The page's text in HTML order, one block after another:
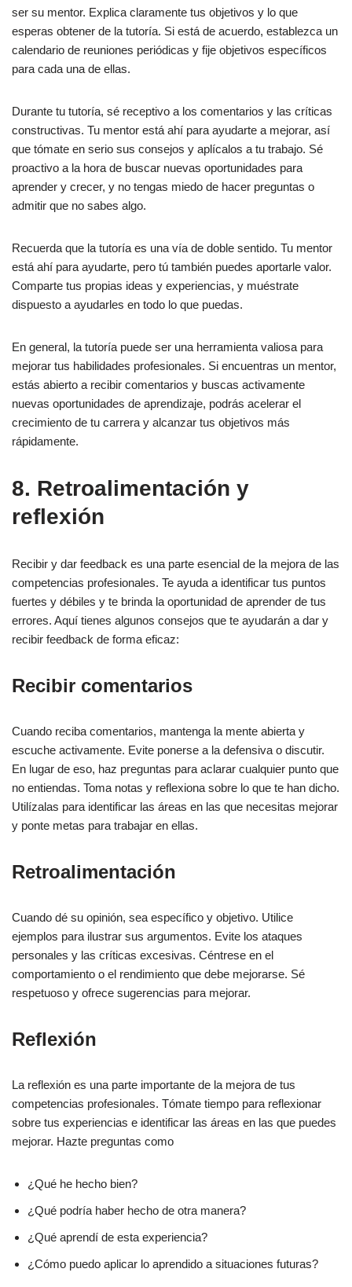
ser su mentor. Explica claramente tus objetivos y lo que
esperas obtener de la tutoría. Si está de acuerdo, establezca un
calendario de reuniones periódicas y fije objetivos específicos
para cada una de ellas.
Durante tu tutoría, sé receptivo a los comentarios y las críticas
constructivas. Tu mentor está ahí para ayudarte a mejorar, así
que tómate en serio sus consejos y aplícalos a tu trabajo. Sé
proactivo a la hora de buscar nuevas oportunidades para
aprender y crecer, y no tengas miedo de hacer preguntas o
admitir que no sabes algo.
Recuerda que la tutoría es una vía de doble sentido. Tu mentor
está ahí para ayudarte, pero tú también puedes aportarle valor.
Comparte tus propias ideas y experiencias, y muéstrate
dispuesto a ayudarles en todo lo que puedas.
En general, la tutoría puede ser una herramienta valiosa para
mejorar tus habilidades profesionales. Si encuentras un mentor,
estás abierto a recibir comentarios y buscas activamente
nuevas oportunidades de aprendizaje, podrás acelerar el
crecimiento de tu carrera y alcanzar tus objetivos más
rápidamente.
8. Retroalimentación y
reflexión
Recibir y dar feedback es una parte esencial de la mejora de las
competencias profesionales. Te ayuda a identificar tus puntos
fuertes y débiles y te brinda la oportunidad de aprender de tus
errores. Aquí tienes algunos consejos que te ayudarán a dar y
recibir feedback de forma eficaz:
Recibir comentarios
Cuando reciba comentarios, mantenga la mente abierta y
escuche activamente. Evite ponerse a la defensiva o discutir.
En lugar de eso, haz preguntas para aclarar cualquier punto que
no entiendas. Toma notas y reflexiona sobre lo que te han dicho.
Utilízalas para identificar las áreas en las que necesitas mejorar
y ponte metas para trabajar en ellas.
Retroalimentación
Cuando dé su opinión, sea específico y objetivo. Utilice
ejemplos para ilustrar sus argumentos. Evite los ataques
personales y las críticas excesivas. Céntrese en el
comportamiento o el rendimiento que debe mejorarse. Sé
respetuoso y ofrece sugerencias para mejorar.
Reflexión
La reflexión es una parte importante de la mejora de tus
competencias profesionales. Tómate tiempo para reflexionar
sobre tus experiencias e identificar las áreas en las que puedes
mejorar. Hazte preguntas como
¿Qué he hecho bien?
¿Qué podría haber hecho de otra manera?
¿Qué aprendí de esta experiencia?
¿Cómo puedo aplicar lo aprendido a situaciones futuras?